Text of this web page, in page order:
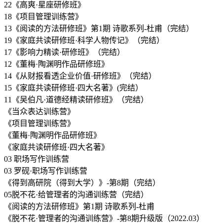
22《高爽·星座研修班》
18《项目管理训练营》
13《阅读的方法研修班》第1期 诗歌系列-杜甫（完结）
19《家庭共读研修班·科学人物传记》（完结）
17《影响力精读·研修班》（完结）
12《董梅·陶渊明作品研修班》
14《从财报看透企业价值·研修班》（完结）
15《家庭共读研修班·四大名著》(完结）
11《吴伯凡·道德经精读研修班》（完结）
《当众表达训练营》
《项目管理训练营》
《董梅·陶渊明作品研修班》
《家庭共读研修班·四大名著》
03 职场写作训练营
03 罗砚·职场写作训练营
《得到高研院（得到大学）》-第8期（完结）
05脱不花·给管理者的沟通训练营（完结）
《阅读的方法研修班》第1期 诗歌系列-杜甫
《脱不花·管理者的沟通训练营》-第8期升级版（2022.03）